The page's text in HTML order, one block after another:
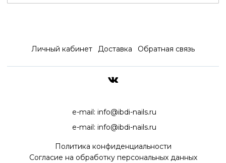
Личный кабинет Доставка Обратная связь
e-mail: info@ibdi-nails.ru
e-mail: info@ibdi-nails.ru
Политика конфиденциальности
Согласие на обработку персональных данных